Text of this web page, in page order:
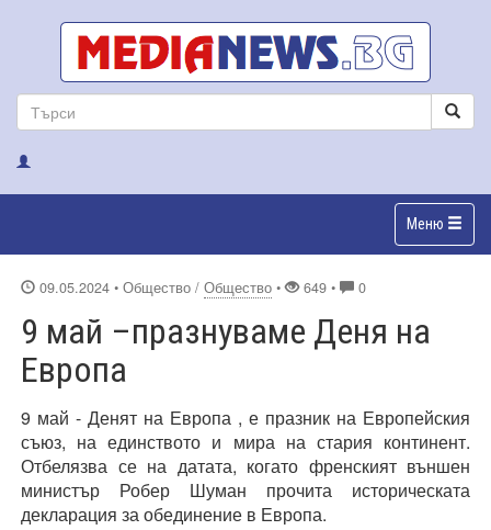
Меню
09.05.2024 • Общество / Общество • 649 • 0
9 май –празнуваме Деня на
Европа
9 май - Денят на Европа , е празник на Европейския
съюз, на единството и мира на стария континент.
Отбелязва се на датата, когато френският външен
министър Робер Шуман прочита историческата
декларация за обединение в Европа.